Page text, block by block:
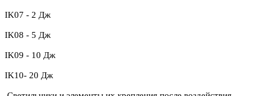
IK07 - 2 Дж
IK08 - 5 Дж
IK09 - 10 Дж
IK10- 20 Дж